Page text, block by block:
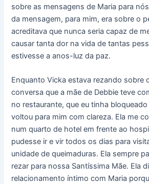
sobre as mensagens de Maria para
da mensagem, para mim, era sobre o
acreditava que nunca seria capaz de
causar tanta dor na vida de tantas
estivesse a anos-luz da paz.
Enquanto Vicka estava rezando sobre
conversa que a mãe de Debbie teve
no restaurante, que eu tinha
voltou para mim com clareza. Ela me
num quarto de hotel em frente ao
pudesse ir e vir todos os dias para
unidade de queimaduras. Ela sempre
rezar para nossa Santíssima Mãe. Ela
relacionamento íntimo com Maria